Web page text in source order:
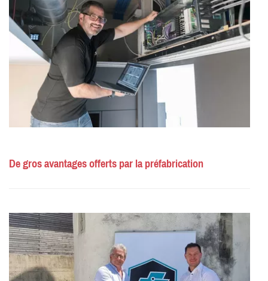
De gros avantages offerts par la préfabrication